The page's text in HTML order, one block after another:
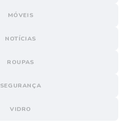
MÓVEIS
NOTÍCIAS
ROUPAS
SEGURANÇA
VIDRO